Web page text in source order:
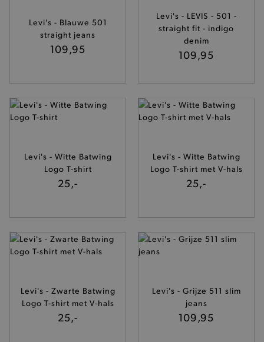
Levi's - Blauwe 501
straight jeans
109,95
Levi's - LEVIS - 501 -
straight fit - indigo
denim
109,95
Levi's - Witte Batwing
Logo T-shirt
25,-
Levi's - Witte Batwing
Logo T-shirt met V-hals
25,-
Levi's - Zwarte Batwing
Logo T-shirt met V-hals
25,-
Levi's - Grijze 511 slim
jeans
109,95